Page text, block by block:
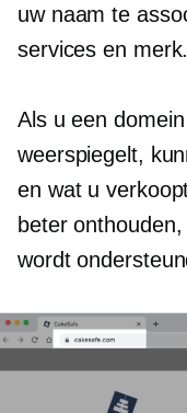
uw ​​naam te
services en merk.
Als u een
weerspiegelt,
en wat u
beter
wordt